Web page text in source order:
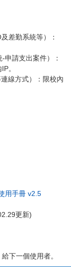
差勤系統等）：
申請支出案件）：
。
線方式）：限校內
用手冊 v2.5
更新)
下一個使用者。